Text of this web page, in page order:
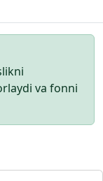
va fonni